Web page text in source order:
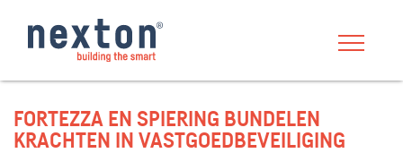
FORTEZZA EN SPIERING BUNDELEN
KRACHTEN IN VASTGOEDBEVEILIGING